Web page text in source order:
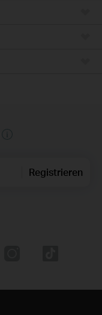
Registrieren